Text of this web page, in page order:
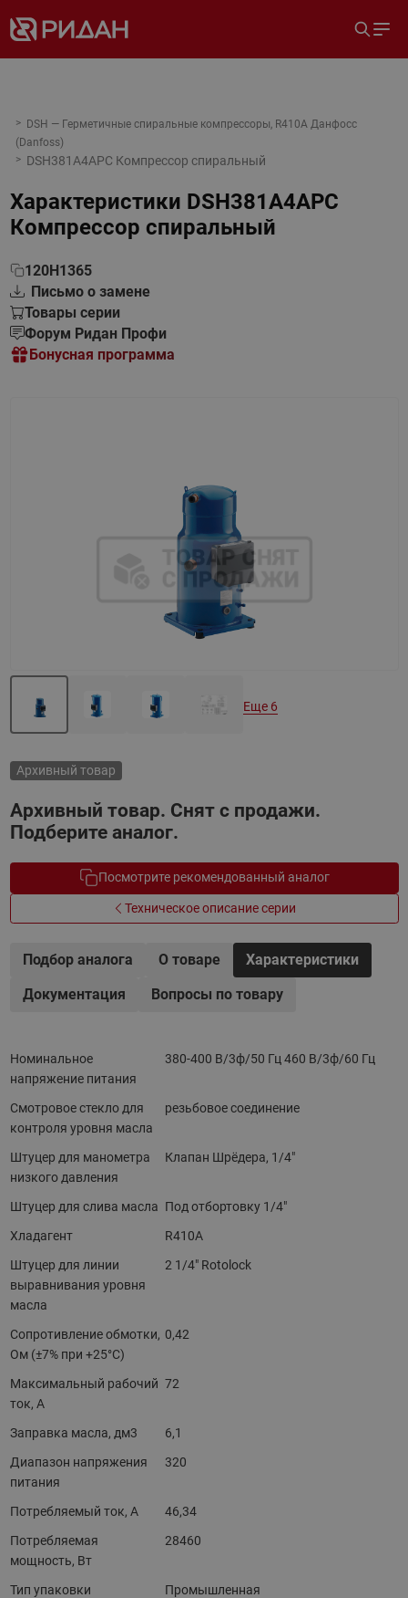
DSH — Герметичные спиральные компрессоры, R410A Данфосс
(Danfoss)
DSH381A4APC Компрессор спиральный
Характеристики DSH381A4APC
Компрессор спиральный
120H1365
Письмо о замене
Товары серии
Форум Ридан Профи
Бонусная программа
Архивный товар
Архивный товар. Снят с продажи.
Подберите аналог.
Посмотрите рекомендованный аналог
Техническое описание серии
Еще 6
Подбор аналога О товаре
Характеристики
Документация
Вопросы по товару
Номинальное
напряжение питания
380-400 B/3ф/50 Гц 460 B/3ф/60 Гц
Смотровое стекло для
контроля уровня масла
резьбовое соединение
Штуцер для манометра
низкого давления
Клапан Шрёдера, 1/4"
Штуцер для слива масла Под отбортовку 1/4"
Хладагент
R410A
Штуцер для линии
выравнивания уровня
масла
2 1/4" Rotolock
Сопротивление обмотки,
Ом (±7% при +25°С)
0,42
Максимальный рабочий
ток, A
72
Заправка масла, дм3
6,1
Диапазон напряжения
питания
320
Потребляемый ток, А
46,34
Потребляемая
мощность, Вт
28460
Тип упаковки
Промышленная